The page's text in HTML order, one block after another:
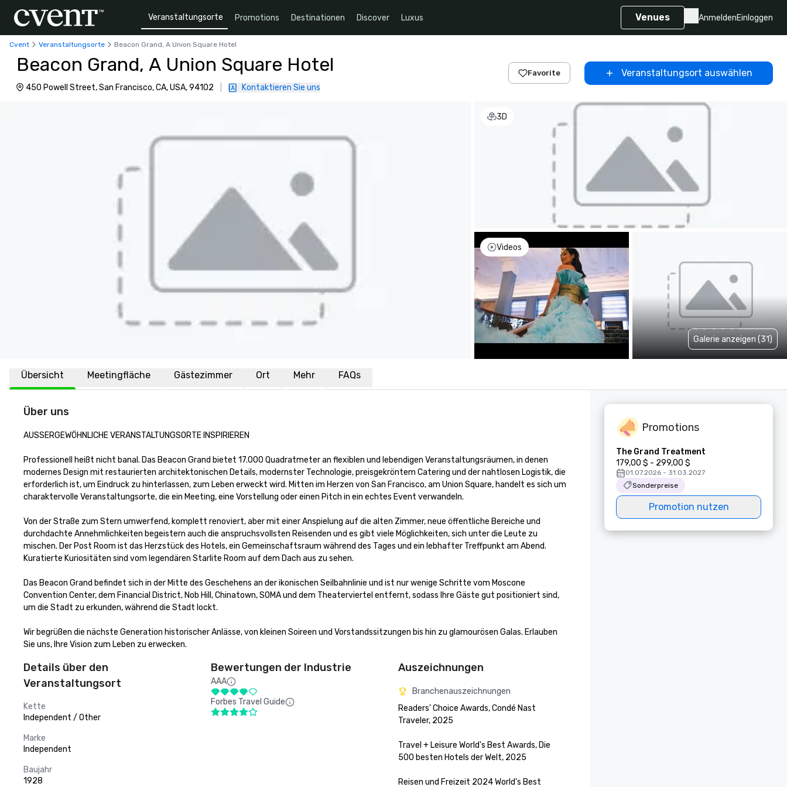
Veranstaltungsorte Promotions Destinationen Discover Luxus Venues AnmeldenEinloggen
Cvent Veranstaltungsorte Beacon Grand, A Union Square Hotel
Beacon Grand, A Union Square Hotel
450 Powell Street, San Francisco, CA, USA, 94102 Kontaktieren Sie uns
Favorite Veranstaltungsort auswählen
3D
Videos
Galerie anzeigen (31)
Übersicht Meetingfläche Gästezimmer Ort Mehr FAQs
Über uns
AUSSERGEWÖHNLICHE VERANSTALTUNGSORTE INSPIRIEREN
Professionell heißt nicht banal. Das Beacon Grand bietet 17.000 Quadratmeter an flexiblen und lebendigen Veranstaltungsräumen, in denen
modernes Design mit restaurierten architektonischen Details, modernster Technologie, preisgekröntem Catering und der nahtlosen Logistik, die
erforderlich ist, um Eindruck zu hinterlassen, zum Leben erweckt wird. Mitten im Herzen von San Francisco, am Union Square, handelt es sich um
charaktervolle Veranstaltungsorte, die ein Meeting, eine Vorstellung oder einen Pitch in ein echtes Event verwandeln.
Von der Straße zum Stern umwerfend, komplett renoviert, aber mit einer Anspielung auf die alten Zimmer, neue öffentliche Bereiche und
durchdachte Annehmlichkeiten begeistern auch die anspruchsvollsten Reisenden und es gibt viele Möglichkeiten, sich unter die Leute zu
mischen. Der Post Room ist das Herzstück des Hotels, ein Gemeinschaftsraum während des Tages und ein lebhafter Treffpunkt am Abend.
Kuratierte Kuriositäten sind vom legendären Starlite Room auf dem Dach aus zu sehen.
Das Beacon Grand befindet sich in der Mitte des Geschehens an der ikonischen Seilbahnlinie und ist nur wenige Schritte vom Moscone
Convention Center, dem Financial District, Nob Hill, Chinatown, SOMA und dem Theaterviertel entfernt, sodass Ihre Gäste gut positioniert sind,
um die Stadt zu erkunden, während die Stadt lockt.
Wir begrüßen die nächste Generation historischer Anlässe, von kleinen Soireen und Vorstandssitzungen bis hin zu glamourösen Galas. Erlauben
Sie uns, Ihre Vision zum Leben zu erwecken.
Details über den
Veranstaltungsort
Kette
Independent / Other
Marke
Independent
Baujahr
1928
Bewertungen der Industrie
AAA
Forbes Travel Guide
Auszeichnungen
Branchenauszeichnungen
Readers' Choice Awards, Condé Nast
Traveler, 2025
Travel + Leisure World's Best Awards, Die
500 besten Hotels der Welt, 2025
Reisen und Freizeit 2024 World's Best
Promotions
The Grand Treatment
179,00 $ - 299,00 $
01.07.2026 - 31.03.2027
Sonderpreise
Promotion nutzen